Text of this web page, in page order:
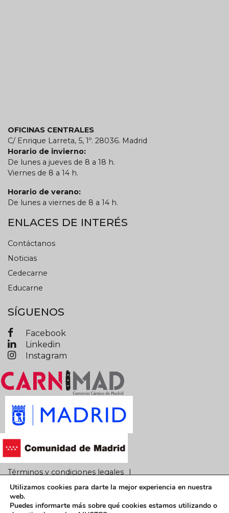
OFICINAS CENTRALES
C/ Enrique Larreta, 5, 1º. 28036. Madrid
Horario de invierno:
De lunes a jueves de 8 a 18 h.
Viernes de 8 a 14 h.
Horario de verano:
De lunes a viernes de 8 a 14 h.
ENLACES DE INTERÉS
Contáctanos
Noticias
Cedecarne
Educarne
SÍGUENOS
Facebook
Linkedin
Instagram
Términos y condiciones legales
Política de privacidad Política de cookies
CARNIMAD © 2019 Todos los derechos reservados
Utilizamos cookies para darte la mejor experiencia en nuestra
web.
Puedes informarte más sobre qué cookies estamos utilizando o